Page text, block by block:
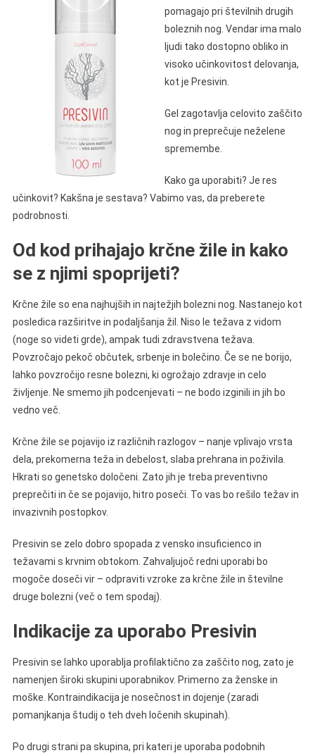
pomagajo pri številnih drugih
boleznih nog. Vendar ima malo
ljudi tako dostopno obliko in
visoko učinkovitost delovanja,
kot je Presivin.
Gel zagotavlja celovito zaščito
nog in preprečuje neželene
spremembe.
Kako ga uporabiti? Je res
učinkovit? Kakšna je sestava? Vabimo vas, da preberete
podrobnosti.
Od kod prihajajo krčne žile in kako
se z njimi spoprijeti?
Krčne žile so ena najhujših in najtežjih bolezni nog. Nastanejo kot
posledica razširitve in podaljšanja žil. Niso le težava z vidom
(noge so videti grde), ampak tudi zdravstvena težava.
Povzročajo pekoč občutek, srbenje in bolečino. Če se ne borijo,
lahko povzročijo resne bolezni, ki ogrožajo zdravje in celo
življenje. Ne smemo jih podcenjevati – ne bodo izginili in jih bo
vedno več.
Krčne žile se pojavijo iz različnih razlogov – nanje vplivajo vrsta
dela, prekomerna teža in debelost, slaba prehrana in poživila.
Hkrati so genetsko določeni. Zato jih je treba preventivno
preprečiti in če se pojavijo, hitro poseči. To vas bo rešilo težav in
invazivnih postopkov.
Presivin se zelo dobro spopada z vensko insuficienco in
težavami s krvnim obtokom. Zahvaljujoč redni uporabi bo
mogoče doseči vir – odpraviti vzroke za krčne žile in številne
druge bolezni (več o tem spodaj).
Indikacije za uporabo Presivin
Presivin se lahko uporablja profilaktično za zaščito nog, zato je
namenjen široki skupini uporabnikov. Primerno za ženske in
moške. Kontraindikacija je nosečnost in dojenje (zaradi
pomanjkanja študij o teh dveh ločenih skupinah).
Po drugi strani pa skupina, pri kateri je uporaba podobnih